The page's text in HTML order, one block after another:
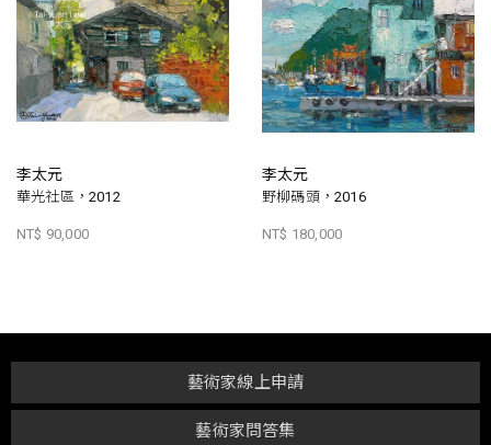
李太元
華光社區，2012
NT$ 90,000
李太元
野柳碼頭，2016
NT$ 180,000
藝術家問答集
藝術家線上申請